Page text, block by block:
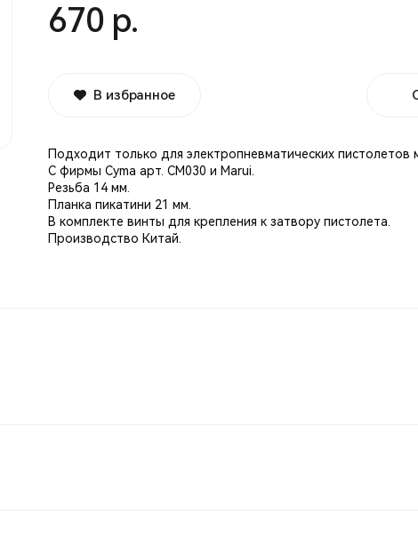
670 р.
В избранное
Подходит только для электропневматических пистолетов
С фирмы Cyma арт. СМ030 и Marui.
Резьба 14 мм.
Планка пикатини 21 мм.
В комплекте винты для крепления к затвору пистолета.
Производство Китай.